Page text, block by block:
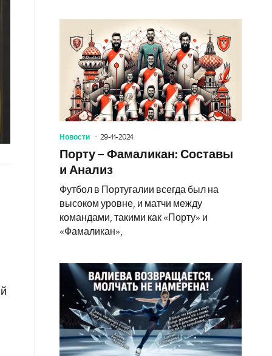
Новости 29-11-2024
Порту – Фамаликан: Составы
и Анализ
Футбол в Португалии всегда был на
высоком уровне, и матчи между
командами, такими как «Порту» и
«Фамаликан»,